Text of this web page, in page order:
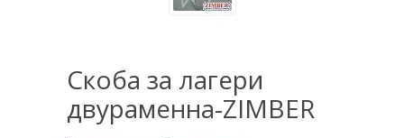
Скоба за лагери
двураменна-ZIMBER